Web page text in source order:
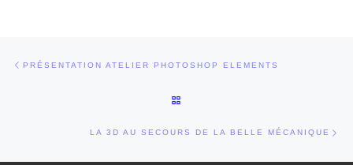
Parcourir les articles
PRÉSENTATION ATELIER PHOTOSHOP ELEMENTS
LA 3D AU SECOURS DE LA BELLE MÉCANIQUE